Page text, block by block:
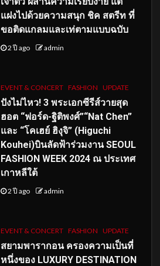
แฝงไปด้วยความสนุก ชิค สตรีท ที่
ขอติดแกลมและเท่ตามแบบฉบับ
2 ปี ago admin
EVENT & CONCERT FASHION UPDATE
ปังไม่ไหว! 3 พระเอกซีรีส์วายสุด
ฮอต “ฟอร์ด-ฐิติพงศ์”“Nat Chen”
และ “โคเฮย์ ฮิงุจิ” (Higuchi
Kouhei)บินลัดฟ้าร่วมงาน SEOUL
FASHION WEEK 2024 ณ ประเทศ
เกาหลีใต้
2 ปี ago admin
EVENT & CONCERT FASHION UPDATE
สยามพารากอน ครองความเป็นที่
หนึ่งของ LUXURY DESTINATION